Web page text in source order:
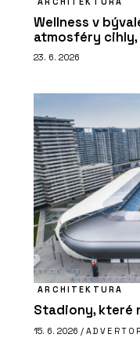
Wellness v
atmosféry
23. 6. 2026
ARCHITEKTURA
Stadiony, které
15. 6. 2026 /